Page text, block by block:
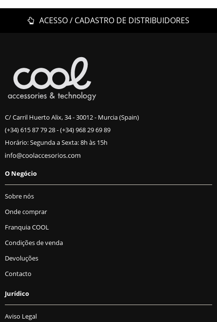
ACESSO / CADASTRO DE DISTRIBUIDORES
C/ Carril Huerto Alix, 34 - 30012 - Murcia (Spain)
(+34) 615 87 79 28-(+34) 968 29 69 89
Horário: Segunda a Sexta: 8h às 15h
O Negócio
Sobre nós
Onde comprar
Franquia COOL
Condições de venda
Devoluções
Contacto
Jurídico
Aviso Legal